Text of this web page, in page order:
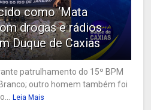
como ‘Mata
drogas e rádios
Duque de Caxias
patrulhamento do 15º BPM
outro homem também foi
Leia Mais